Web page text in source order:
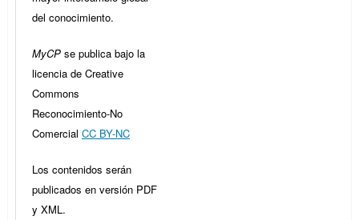
del conocimiento.
MyCP se publica bajo la
licencia de Creative
Commons
Reconocimiento-No
Comercial CC BY-NC
Los contenidos serán
publicados en versión PDF
y XML.